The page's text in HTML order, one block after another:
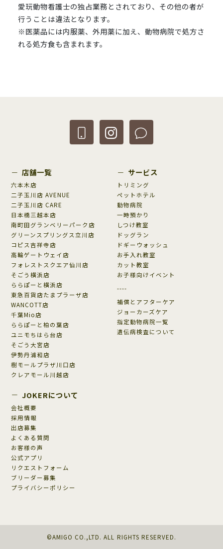
愛玩動物看護士の独占業務とされており、その他の者が
行うことは違法となります。
※医薬品には内服薬、外用薬に加え、動物病院で処方さ
れる処方食も含まれます。
店舗一覧
六本木店
二子玉川店 AVENUE
二子玉川店 CARE
日本橋三越本店
南町田グランベリーパーク店
グリーンスプリングス立川店
コピス吉祥寺店
高輪ゲートウェイ店
フォレストスクエア仙川店
そごう横浜店
ららぽーと横浜店
東急百貨店たまプラーザ店
WANCOTT店
千葉Mio店
ららぽーと柏の葉店
ユニモちはら台店
そごう大宮店
伊勢丹浦和店
樹モールプラザ川口店
クレアモール川越店
サービス
トリミング
ペットホテル
動物病院
一時預かり
しつけ教室
ドッグラン
ドギーウォッシュ
お手入れ教室
カット教室
お子様向けイベント
----
補償とアフターケア
ジョーカーズケア
指定動物病院一覧
遺伝病検査について
JOKERについて
会社概要
採用情報
出店募集
よくある質問
お客様の声
公式アプリ
リクエストフォーム
ブリーダー募集
プライバシーポリシー
©AMIGO CO.,LTD. ALL RIGHTS RESERVED.